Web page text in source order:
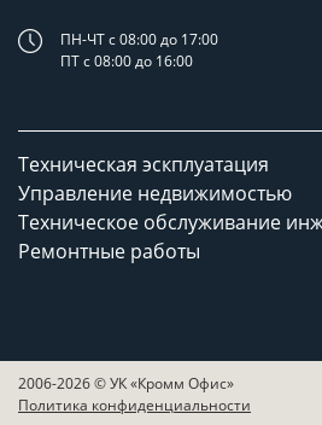
ПН-ЧТ с 08:00 до 17:00
ПТ с 08:00 до 16:00
Техническая эскплуатация
Управление недвижимостью
Техническое обслуживание
Ремонтные работы
2006-2026 © УК «Кромм Офис»
Политика конфиденциальности